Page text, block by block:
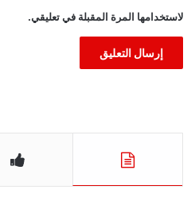
لاستخدامها المرة المقبلة في تعليقي.